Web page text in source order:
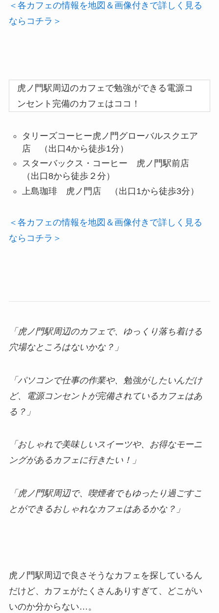
＜各カフェの情報を地図＆画像付きで詳しく見る
ならコチラ＞
虎ノ門駅周辺のカフェで勉強ができる電源コ
ンセント完備のカフェはココ！
タリーズコーヒー虎ノ門グローバルスクエア
店 （出口4から徒歩1分）
スターバックス・コーヒー 虎ノ門駅前店
（出口8から徒歩２分）
上島珈琲 虎ノ門店 （出口1から徒歩3分）
＜各カフェの情報を地図＆画像付きで詳しく見る
ならコチラ＞
「虎ノ門駅周辺のカフェで、ゆっくり落ち着ける
穴場なところはないかな？」
「パソコンで仕事の作業や、勉強がしたいんだけ
ど、電源コンセントが完備されているカフェはあ
る？」
「おしゃれで美味しいスイーツや、お得なモーニ
ングがあるカフェに行きたい！」
「虎ノ門駅周辺で、喫煙者でもゆったり過ごすこ
とができるおしゃれなカフェはあるかな？」
虎ノ門駅周辺で良さそうなカフェを探しているん
だけど、カフェがたくさんありすぎて、どこがい
いのか分からない…。